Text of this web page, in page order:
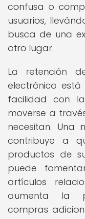
confusa o
usuarios,
busca de una
otro lugar.
La retención
electrónico
facilidad con
moverse a
necesitan. Una
contribuye a
productos de
puede
artículos
aumenta la
compras